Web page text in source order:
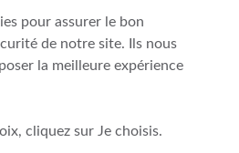
pour assurer le bon
de notre site. Ils nous
la meilleure expérience
cliquez sur Je choisis.